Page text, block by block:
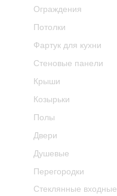
Ограждения
Потолки
Фартук для кухни
Стеновые панели
Крыши
Козырьки
Полы
Двери
Душевые
Перегородки
Стеклянные входные